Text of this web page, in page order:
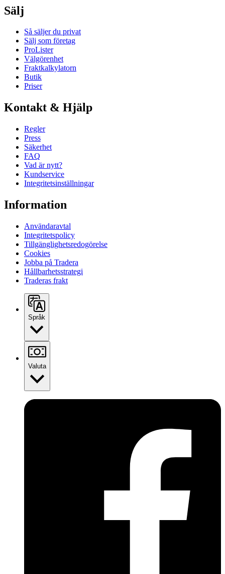
Sälj
Så säljer du privat
Sälj som företag
ProLister
Välgörenhet
Fraktkalkylatorn
Butik
Priser
Kontakt & Hjälp
Regler
Press
Säkerhet
FAQ
Vad är nytt?
Kundservice
Integritetsinställningar
Information
Användaravtal
Integritetspolicy
Tillgänglighetsredogörelse
Cookies
Jobba på Tradera
Hållbarhetsstrategi
Traderas frakt
Språk
Valuta